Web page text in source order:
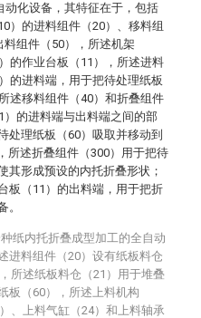
动化设备，其特征在于，包括
）的进料组件（20）、移料组
组件（50），所述机架
的作业台板（11），所述进料
的进料端，用于把待处理纸板
述移料组件（40）和折叠组件
）的进料端与出料端之间的部
处理纸板（60）吸取并移动到
所述折叠组件（300）用于把待
其形成预设的内托折叠形状；
板（11）的出料端，用于把折
。
纸内托折叠成型加工的全自动
进料组件（20）设有纸板料仓
所述纸板料仓（21）用于堆叠
板（60），所述上料机构
、上料气缸（24）和上料轴承